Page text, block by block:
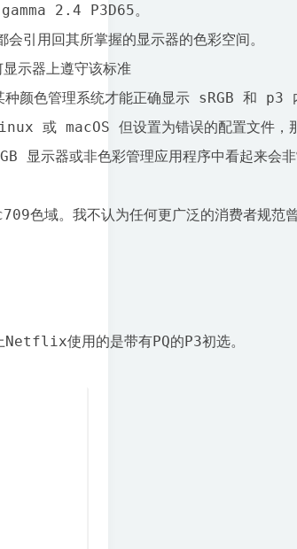
2.4 P3D65。
引用回其所掌握的显示器的色彩空间。
示器上遵守该标准
种颜色管理系统才能正确显示 sRGB
或 macOS 但设置为错误的配置文件
示器或非色彩管理应用程序中看起来会非
Netflix使用的是带有PQ的P3初选。